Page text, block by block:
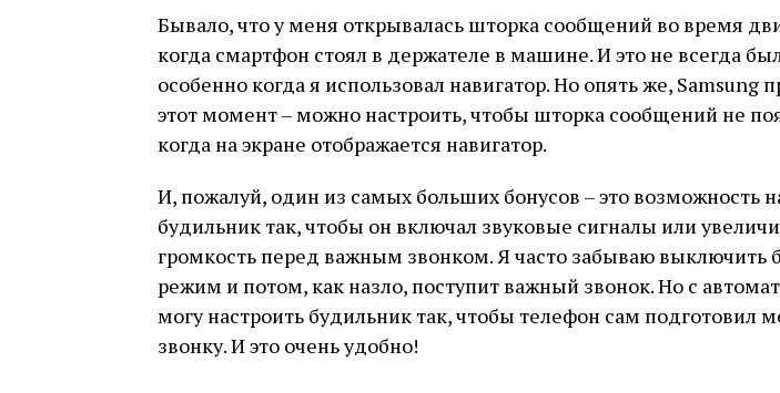
Бывало, что у меня открывалась шторка сообщений во время
когда смартфон стоял в держателе в машине. И это не всегда
особенно когда я использовал навигатор. Но опять же, Samsung
этот момент – можно настроить, чтобы шторка сообщений не
когда на экране отображается навигатор.
И, пожалуй, один из самых больших бонусов – это возможность
будильник так, чтобы он включал звуковые сигналы или
громкость перед важным звонком. Я часто забываю выключить
режим и потом, как назло, поступит важный звонок. Но с
могу настроить будильник так, чтобы телефон сам подготовил
звонку. И это очень удобно!